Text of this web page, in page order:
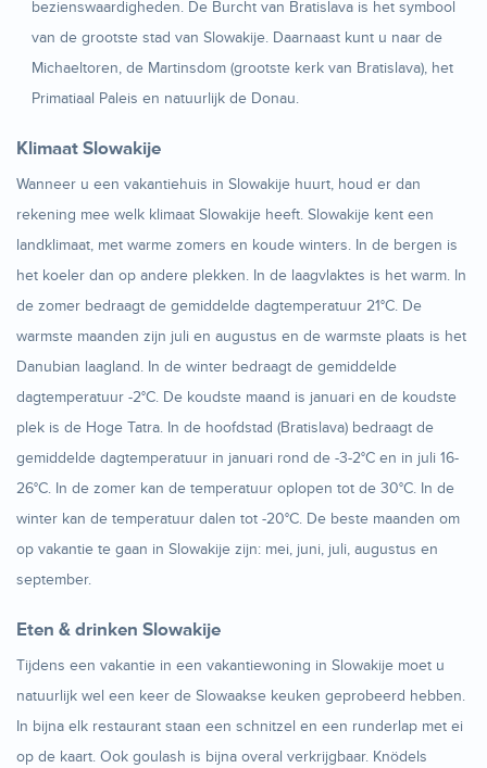
bezienswaardigheden. De Burcht van Bratislava is het symbool
van de grootste stad van Slowakije. Daarnaast kunt u naar de
Michaeltoren, de Martinsdom (grootste kerk van Bratislava), het
Primatiaal Paleis en natuurlijk de Donau.
Klimaat Slowakije
Wanneer u een vakantiehuis in Slowakije huurt, houd er dan
rekening mee welk klimaat Slowakije heeft. Slowakije kent een
landklimaat, met warme zomers en koude winters. In de bergen is
het koeler dan op andere plekken. In de laagvlaktes is het warm. In
de zomer bedraagt de gemiddelde dagtemperatuur 21°C. De
warmste maanden zijn juli en augustus en de warmste plaats is het
Danubian laagland. In de winter bedraagt de gemiddelde
dagtemperatuur -2°C. De koudste maand is januari en de koudste
plek is de Hoge Tatra. In de hoofdstad (Bratislava) bedraagt de
gemiddelde dagtemperatuur in januari rond de -3-2°C en in juli 16-
26°C. In de zomer kan de temperatuur oplopen tot de 30°C. In de
winter kan de temperatuur dalen tot -20°C. De beste maanden om
op vakantie te gaan in Slowakije zijn: mei, juni, juli, augustus en
september.
Eten & drinken Slowakije
Tijdens een vakantie in een vakantiewoning in Slowakije moet u
natuurlijk wel een keer de Slowaakse keuken geprobeerd hebben.
In bijna elk restaurant staan een schnitzel en een runderlap met ei
op de kaart. Ook goulash is bijna overal verkrijgbaar. Knödels